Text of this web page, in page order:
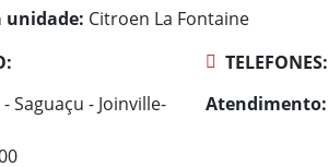
unidade: Citroen La Fontaine
Saguaçu - Joinville-
TELEFONES:
Atendimento: